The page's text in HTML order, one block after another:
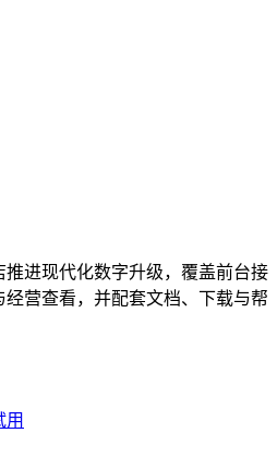
进现代化数字升级，覆盖前台接
营查看，并配套文档、下载与帮
用